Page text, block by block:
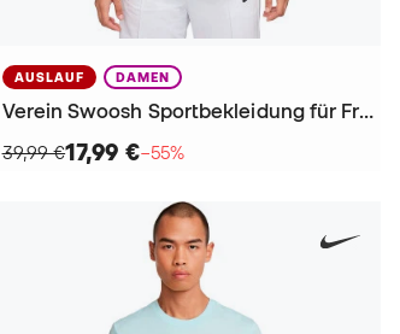
AUSLAUF DAMEN
Verein Swoosh Sportbekleidung für Frauen T-Shirt
39,99 €17,99 €−55%